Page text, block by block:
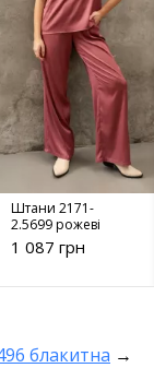
Штани 2171-
2.5699 рожеві
1 087 грн
блакитна →